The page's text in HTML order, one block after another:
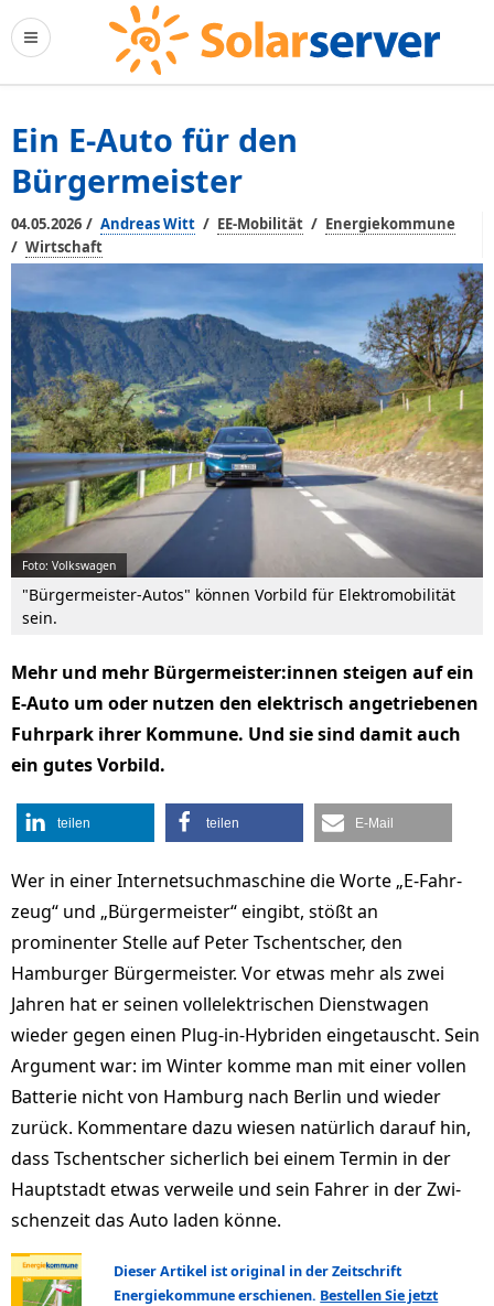
Ein E-Auto für den
Bürgermeister
04.05.2026 / Andreas Witt / EE-Mobilität / Energiekommune
/ Wirtschaft
Foto: Volkswagen
"Bürgermeister-Autos" können Vorbild für Elektromobilität
sein.
Mehr und mehr Bürgermeister:innen steigen auf ein
E-Auto um oder nutzen den elektrisch angetriebenen
Fuhrpark ihrer Kommune. Und sie sind damit auch
ein gutes Vorbild.
teilen teilen E-Mail
Wer in einer Internetsuchmaschine die Worte „E-Fahr­
zeug“ und „Bürgermeister“ eingibt, stößt an
prominenter Stelle auf Peter Tschentscher, den
Hamburger Bür­ger­meister. Vor etwas mehr als zwei
Jahren hat er seinen vollelektrischen Dienstwagen
wieder gegen einen Plug-in-Hybriden eingetauscht. Sein
Argu­ment war: im Winter komme man mit einer vollen
Batterie nicht von Hamburg nach Berlin und wieder
zurück. Kommentare dazu wiesen natürlich darauf hin,
dass Tschentscher sicherlich bei einem Termin in der
Hauptstadt etwas ver­weile und sein Fahrer in der Zwi­
schenzeit das Auto laden könne.
Dieser Artikel ist original in der Zeitschrift
Energiekommune erschienen. Bestellen Sie jetzt